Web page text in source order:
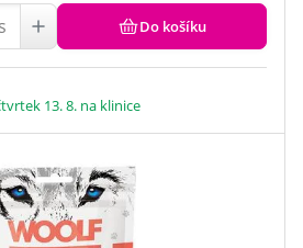
Do košíku
13. 8. na klinice